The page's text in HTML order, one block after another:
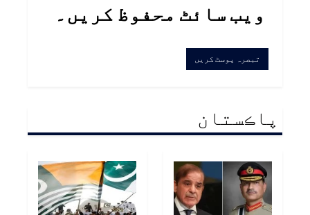
ویب سائٹ محفوظ کریں۔
پاڪستان